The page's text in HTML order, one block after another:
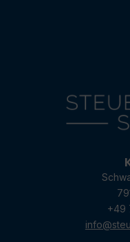
+49